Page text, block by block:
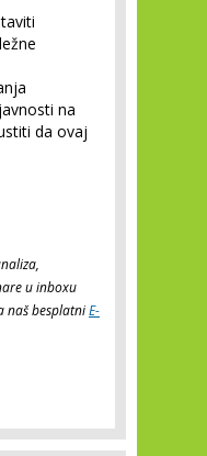
na
da ovaj
u inboxu
naš besplatniE-